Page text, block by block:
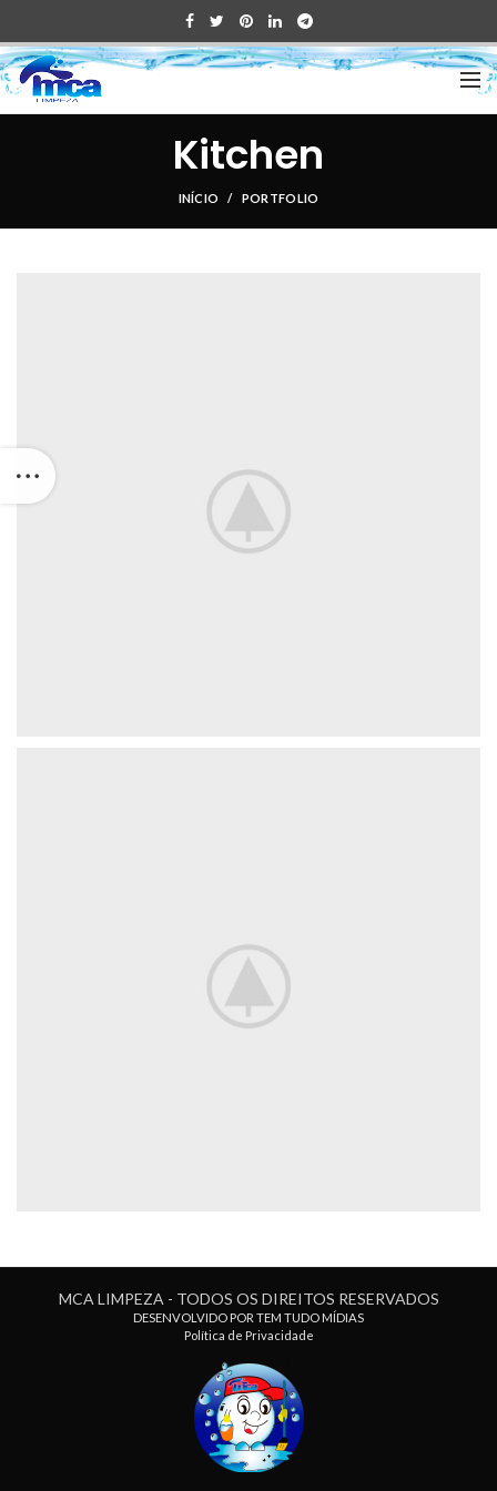
Kitchen
INÍCIO PORTFOLIO
MCA LIMPEZA - TODOS OS DIREITOS RESERVADOS
DESENVOLVIDO POR TEM TUDO MÍDIAS
Política de Privacidade